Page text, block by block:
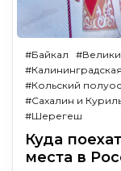
#Байкал
#Кольский
#Сахалин и
#Шерегеш
Куда
места в